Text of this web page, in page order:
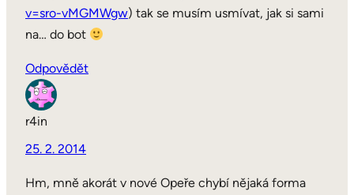
v=sro-vMGMWgw) tak se musím usmívat, jak si sami
na… do bot
Odpovědět
r4in
25. 2. 2014
Hm, mně akorát v nové Opeře chybí nějaká forma